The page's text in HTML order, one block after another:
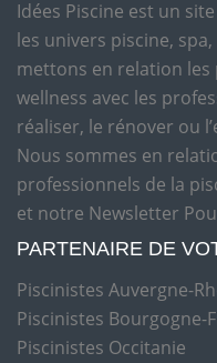
Idées Piscine est un
les univers piscine,
mettons en relation les
wellness avec les
réaliser, le rénover ou
Nous sommes en
professionnels de la
et notre Newsletter
PARTENAIRE DE
Piscinistes Auvergne-
Piscinistes Bourgogne-
Piscinistes Occitanie